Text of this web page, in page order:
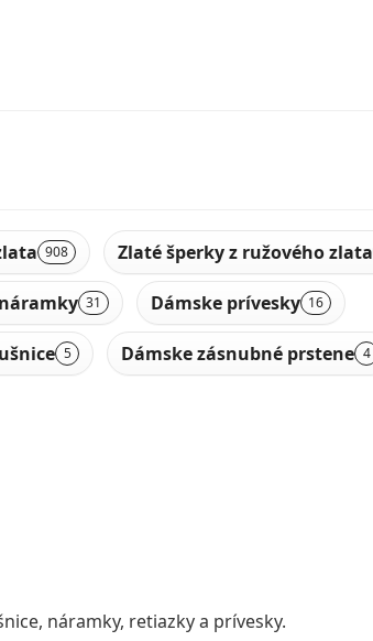
908 Zlaté šperky z ružového zlata
31 Dámske prívesky 16
5 Dámske zásnubné prstene 4
náramky, retiazky a prívesky.